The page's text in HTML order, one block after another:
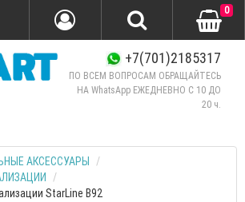
+7(701)2185317
ПО ВСЕМ ВОПРОСАМ ОБРАЩАЙТЕСЬ
НА WhatsApp ЕЖЕДНЕВНО C 10 ДО
20 ч.
0
АКСЕССУАРЫ
StarLine B92